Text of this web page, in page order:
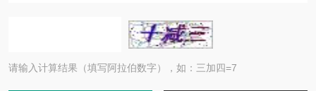
请输入计算结果（填写阿拉伯数字），如：三加四=7